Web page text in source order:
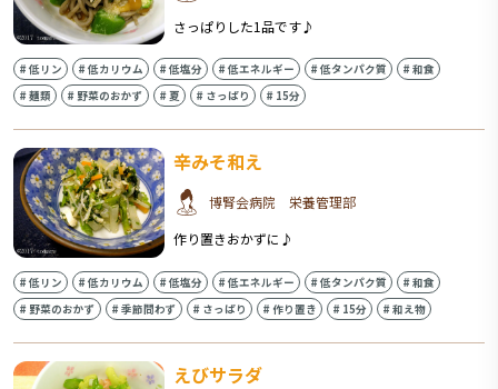
さっぱりした1品です♪
#低リン #低カリウム #低塩分 #低エネルギー #低タンパク質 #和食
#麺類 #野菜のおかず #夏 # さっぱり # 15分
辛みそ和え
博腎会病院 栄養管理部
作り置きおかずに♪
#低リン #低カリウム #低塩分 #低エネルギー #低タンパク質 #和食
# 野菜のおかず #季節問わず # さっぱり # 作り置き # 15分 #和え物
えびサラダ